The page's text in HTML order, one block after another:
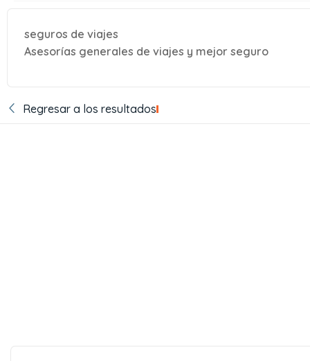
seguros de viajes
Asesorías generales de viajes y mejor seguro
Regresar a los resultados